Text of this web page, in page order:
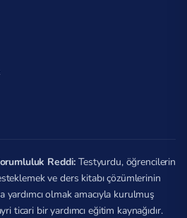
Reddi: Testyurdu, öğrencilerin
ve ders kitabı çözümlerinin
yardımcı olmak amacıyla kurulmuş
ticari bir yardımcı eğitim kaynağıdır.